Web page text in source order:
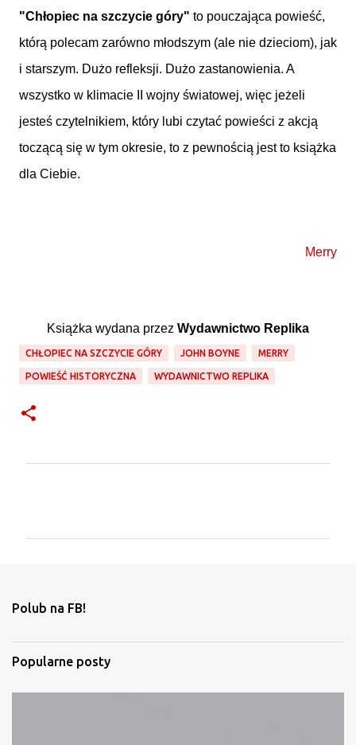
"Chłopiec na szczycie góry" to pouczająca powieść,
którą polecam zarówno młodszym (ale nie dzieciom), jak
i starszym. Dużo refleksji. Dużo zastanowienia. A
wszystko w klimacie II wojny światowej, więc jeżeli
jesteś czytelnikiem, który lubi czytać powieści z akcją
toczącą się w tym okresie, to z pewnością jest to książka
dla Ciebie.
Merry
Książka wydana przez Wydawnictwo Replika
CHŁOPIEC NA SZCZYCIE GÓRY JOHN BOYNE MERRY
POWIEŚĆ HISTORYCZNA WYDAWNICTWO REPLIKA
t
r
z
e
Polub na FB!
Popularne posty